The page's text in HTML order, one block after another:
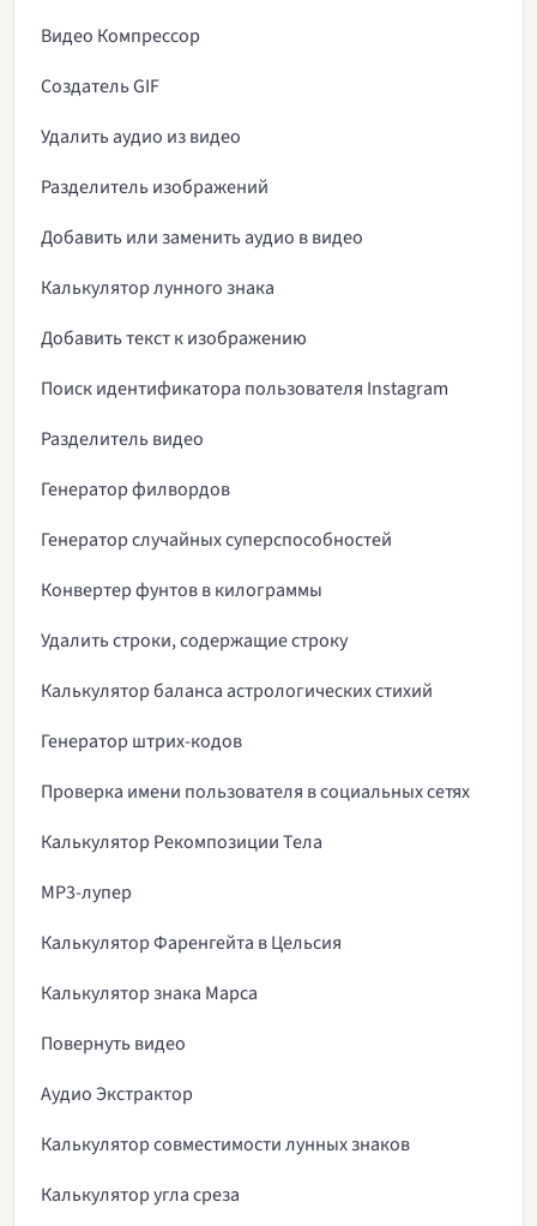
Видео Компрессор
Создатель GIF
Удалить аудио из видео
Разделитель изображений
Добавить или заменить аудио в видео
Калькулятор лунного знака
Добавить текст к изображению
Поиск идентификатора пользователя Instagram
Разделитель видео
Генератор филвордов
Генератор случайных суперспособностей
Конвертер фунтов в килограммы
Удалить строки, содержащие строку
Калькулятор баланса астрологических стихий
Генератор штрих-кодов
Проверка имени пользователя в социальных сетях
Калькулятор Рекомпозиции Тела
MP3-лупер
Калькулятор Фаренгейта в Цельсия
Калькулятор знака Марса
Повернуть видео
Аудио Экстрактор
Калькулятор совместимости лунных знаков
Калькулятор угла среза